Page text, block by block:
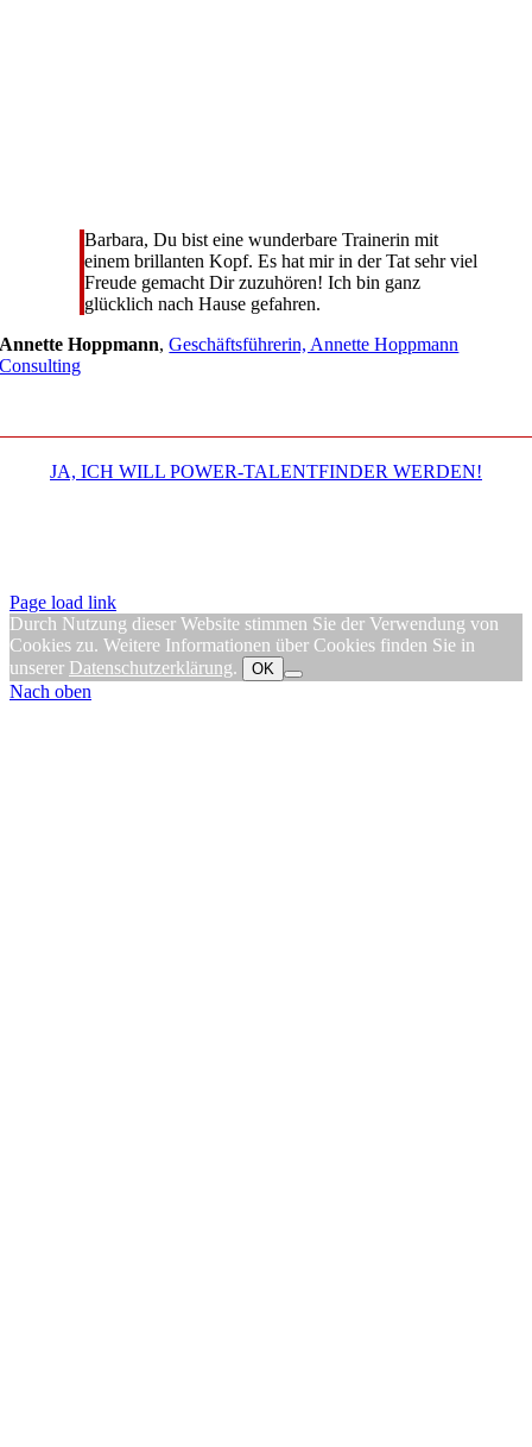
Barbara, Du bist eine wunderbare Trainerin mit
einem brillanten Kopf. Es hat mir in der Tat sehr viel
Freude gemacht Dir zuzuhören! Ich bin ganz
glücklich nach Hause gefahren.
Annette Hoppmann,Geschäftsführerin, Annette Hoppmann
Consulting
JA, ICH WILL POWER-TALENTFINDER WERDEN!
Page load link
Durch Nutzung dieser Website stimmen Sie der Verwendung von
Cookies zu. Weitere Informationen über Cookies finden Sie in
unserer Datenschutzerklärung. OK
Nach oben